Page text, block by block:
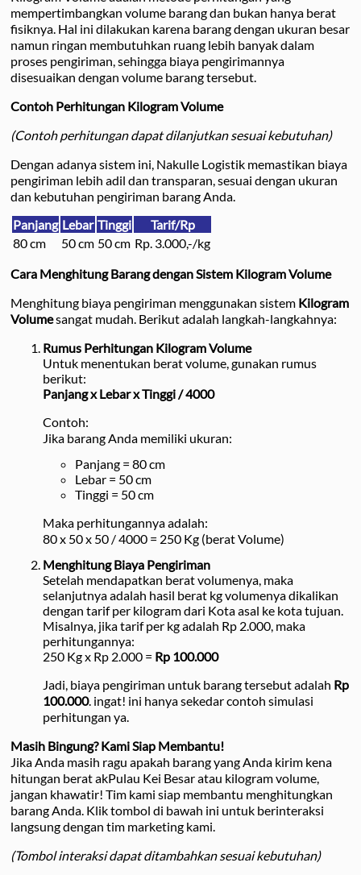
mempertimbangkan volume barang dan bukan hanya berat
fisiknya. Hal ini dilakukan karena barang dengan ukuran besar
namun ringan membutuhkan ruang lebih banyak dalam
proses pengiriman, sehingga biaya pengirimannya
disesuaikan dengan volume barang tersebut.
Contoh Perhitungan Kilogram Volume
(Contoh perhitungan dapat dilanjutkan sesuai kebutuhan)
Dengan adanya sistem ini, Nakulle Logistik memastikan biaya
pengiriman lebih adil dan transparan, sesuai dengan ukuran
dan kebutuhan pengiriman barang Anda.
Panjang Lebar Tinggi
Tarif/Rp
80 cm
50 cm 50 cm Rp. 3.000,-/kg
Cara Menghitung Barang dengan Sistem Kilogram Volume
Menghitung biaya pengiriman menggunakan sistem Kilogram
Volumesangat mudah. Berikut adalah langkah-langkahnya:
Rumus Perhitungan Kilogram Volume
Untuk menentukan berat volume, gunakan rumus
berikut:
Panjang x Lebar x Tinggi / 4000
Contoh:
Jika barang Anda memiliki ukuran:
Panjang = 80 cm
Lebar = 50 cm
Tinggi = 50 cm
Maka perhitungannya adalah:
80 x 50 x 50 / 4000 = 250 Kg (berat Volume)
Menghitung Biaya Pengiriman
Setelah mendapatkan berat volumenya, maka
selanjutnya adalah hasil berat kg volumenya dikalikan
dengan tarif per kilogram dari Kota asal ke kota tujuan.
Misalnya, jika tarif per kg adalah Rp 2.000, maka
perhitungannya:
250 Kg x Rp 2.000 = Rp 100.000
Jadi, biaya pengiriman untuk barang tersebut adalah Rp
100.000. ingat! ini hanya sekedar contoh simulasi
perhitungan ya.
Masih Bingung? Kami Siap Membantu!
Jika Anda masih ragu apakah barang yang Anda kirim kena
hitungan berat akPulau Kei Besar atau kilogram volume,
jangan khawatir! Tim kami siap membantu menghitungkan
barang Anda. Klik tombol di bawah ini untuk berinteraksi
langsung dengan tim marketing kami.
(Tombol interaksi dapat ditambahkan sesuai kebutuhan)